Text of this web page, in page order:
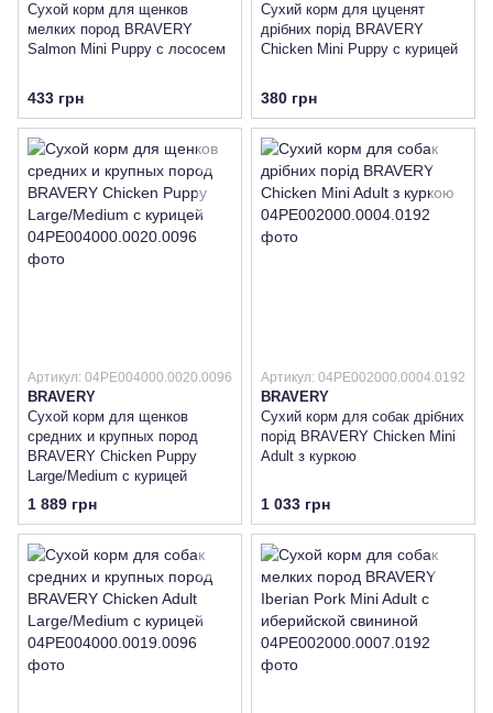
Сухой корм для щенков
мелких пород BRAVERY
Salmon Mini Puppy с лососем
433 грн
Сухий корм для цуценят
дрібних порід BRAVERY
Chicken Mini Puppy с курицей
380 грн
Артикул: 04PE004000.0020.0096
BRAVERY
Сухой корм для щенков
средних и крупных пород
BRAVERY Chicken Puppy
Large/Medium с курицей
1 889 грн
Артикул: 04PE002000.0004.0192
BRAVERY
Сухий корм для собак дрібних
порід BRAVERY Chicken Mini
Adult з куркою
1 033 грн